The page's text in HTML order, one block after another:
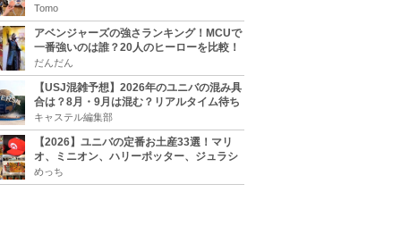
をチェック
Tomo
アベンジャーズの強さランキング！MCUで
一番強いのは誰？20人のヒーローを比較！
だんだん
【USJ混雑予想】2026年のユニバの混み具
合は？8月・9月は混む？リアルタイム待ち
時間アプリも
キャステル編集部
【2026】ユニバの定番お土産33選！マリ
オ、ミニオン、ハリーポッター、ジュラシ
ックパーク、セサミ、SINGなどのグッズ情
報
めっち